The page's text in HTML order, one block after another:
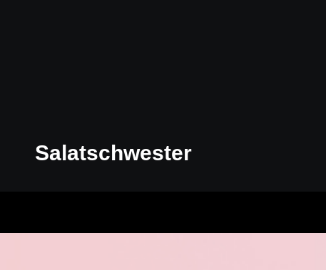
Salatschwester